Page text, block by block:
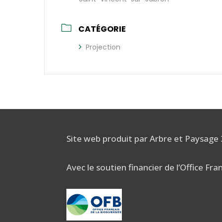
CATÉGORIE
Projection
Site web produit par Arbre et Paysage
Avec le soutien financier de l’Office